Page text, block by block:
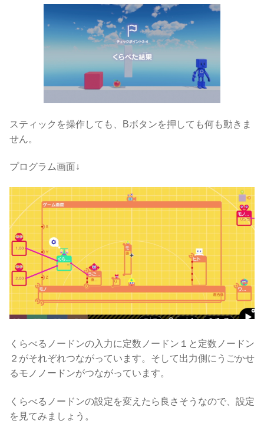
スティックを操作しても、Bボタンを押しても何も動きま
せん。
プログラム画面↓
くらべるノードンの入力に定数ノードン１と定数ノードン
２がそれぞれつながっています。そして出力側にうごかせ
るモノノードンがつながっています。
くらべるノードンの設定を変えたら良さそうなので、設定
を見てみましょう。